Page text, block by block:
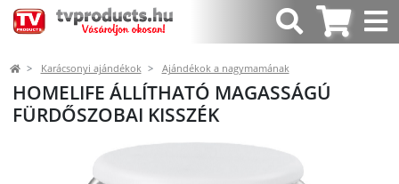
Karácsonyi ajándékok Ajándékok a nagymamának
HOMELIFE ÁLLÍTHATÓ MAGASSÁGÚ
FÜRDŐSZOBAI KISSZÉK